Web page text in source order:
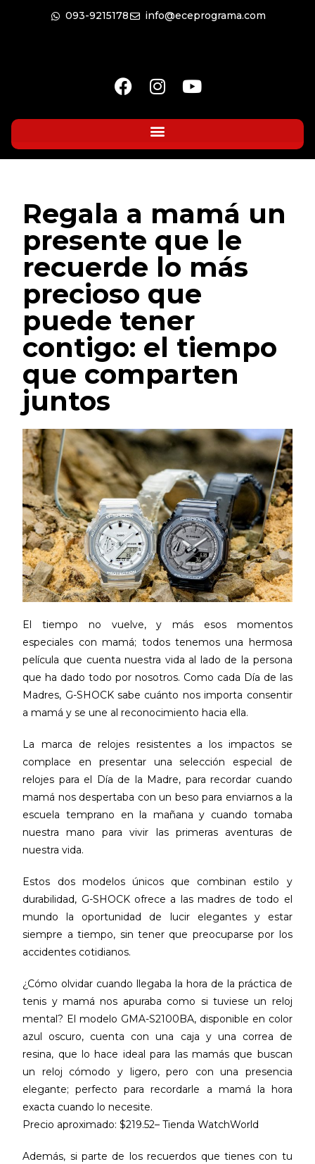
093-9215178 info@eceprograma.com
Regala a mamá un
presente que le
recuerde lo más
precioso que
puede tener
contigo: el tiempo
que comparten
juntos
El tiempo no vuelve, y más esos momentos
especiales con mamá; todos tenemos una hermosa
película que cuenta nuestra vida al lado de la persona
que ha dado todo por nosotros. Como cada Día de las
Madres, G-SHOCK sabe cuánto nos importa consentir
a mamá y se une al reconocimiento hacia ella.
La marca de relojes resistentes a los impactos se
complace en presentar una selección especial de
relojes para el Día de la Madre, para recordar cuando
mamá nos despertaba con un beso para enviarnos a la
escuela temprano en la mañana y cuando tomaba
nuestra mano para vivir las primeras aventuras de
nuestra vida.
Estos dos modelos únicos que combinan estilo y
durabilidad, G-SHOCK ofrece a las madres de todo el
mundo la oportunidad de lucir elegantes y estar
siempre a tiempo, sin tener que preocuparse por los
accidentes cotidianos.
¿Cómo olvidar cuando llegaba la hora de la práctica de
tenis y mamá nos apuraba como si tuviese un reloj
mental? El modelo GMA-S2100BA, disponible en color
azul oscuro, cuenta con una caja y una correa de
resina, que lo hace ideal para las mamás que buscan
un reloj cómodo y ligero, pero con una presencia
elegante; perfecto para recordarle a mamá la hora
exacta cuando lo necesite.
Precio aproximado: $219.52– Tienda WatchWorld
Además, si parte de los recuerdos que tienes con tu